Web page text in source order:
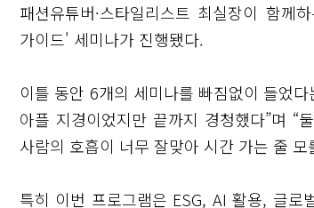
패션유튜버·스타일리스트 최실장이 함
가이드' 세미나가 진행됐다.
이틀 동안 6개의 세미나를 빠짐없이 들었
아플 지경이었지만 끝까지 경청했다”며
사람의 호흡이 너무 잘맞아 시간 가는 줄
특히 이번 프로그램은 ESG, AI 활용, 글